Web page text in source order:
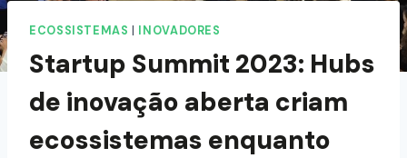
ECOSSISTEMAS INOVADORES
Startup Summit 2023: Hubs
de inovação aberta criam
ecossistemas enquanto